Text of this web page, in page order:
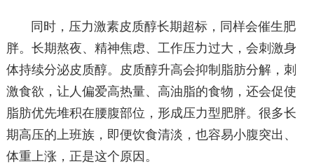
同时，压力激素皮质醇长期超标，同样会催生肥
胖。长期熬夜、精神焦虑、工作压力过大，会刺激身
体持续分泌皮质醇。皮质醇升高会抑制脂肪分解，刺
激食欲，让人偏爱高热量、高油脂的食物，还会促使
脂肪优先堆积在腰腹部位，形成压力型肥胖。很多长
期高压的上班族，即便饮食清淡，也容易小腹突出、
体重上涨，正是这个原因。